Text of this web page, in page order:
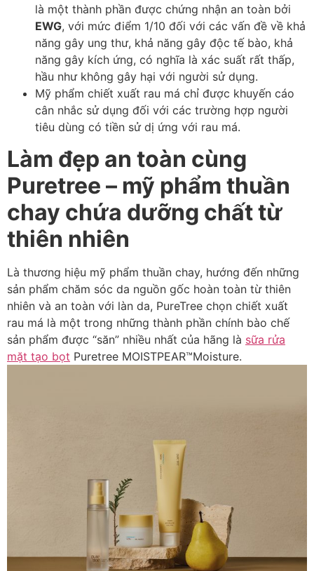
là một thành phần được chứng nhận an toàn bởi
EWG, với mức điểm 1/10 đối với các vấn đề về khả
năng gây ung thư, khả năng gây độc tế bào, khả
năng gây kích ứng, có nghĩa là xác suất rất thấp,
hầu như không gây hại với người sử dụng.
Mỹ phẩm chiết xuất rau má chỉ được khuyến cáo
cân nhắc sử dụng đối với các trường hợp người
tiêu dùng có tiền sử dị ứng với rau má.
Làm đẹp an toàn cùng
Puretree – mỹ phẩm thuần
chay chứa dưỡng chất từ
thiên nhiên
Là thương hiệu mỹ phẩm thuần chay, hướng đến những
sản phẩm chăm sóc da nguồn gốc hoàn toàn từ thiên
nhiên và an toàn với làn da, PureTree chọn chiết xuất
rau má là một trong những thành phần chính bào chế
sản phẩm được “săn” nhiều nhất của hãng là sữa rửa
mặt tạo bọt Puretree MOISTPEAR™Moisture.